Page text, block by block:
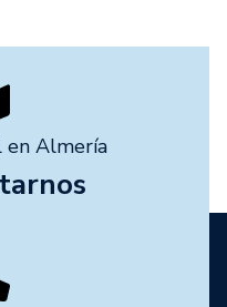
en Almería